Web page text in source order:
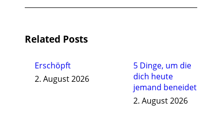
Related Posts
Erschöpft
2. August 2026
5 Dinge, um die
dich heute
jemand beneidet
2. August 2026